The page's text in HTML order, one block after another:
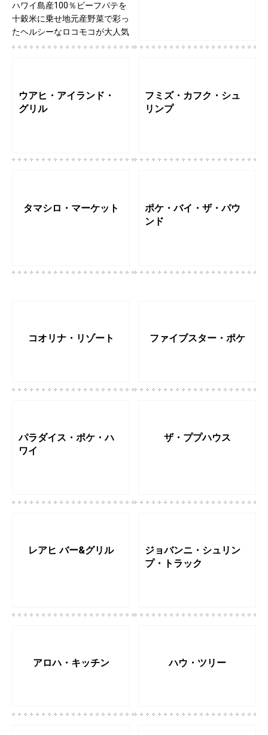
ハワイ島産100％ビーフパテを
十穀米に乗せ地元産野菜で彩っ
たヘルシーなロコモコが大人気
ウアヒ・アイランド・
グリル
フミズ・カフク・シュ
リンプ
タマシロ・マーケット
ポケ・バイ・ザ・パウ
ンド
コオリナ・リゾート ファイブスター・ポケ
パラダイス・ポケ・ハ
ワイ
ザ・ププハウス
レアヒ バー&グリル
ジョバンニ・シュリン
プ・トラック
アロハ・キッチン ハウ・ツリー